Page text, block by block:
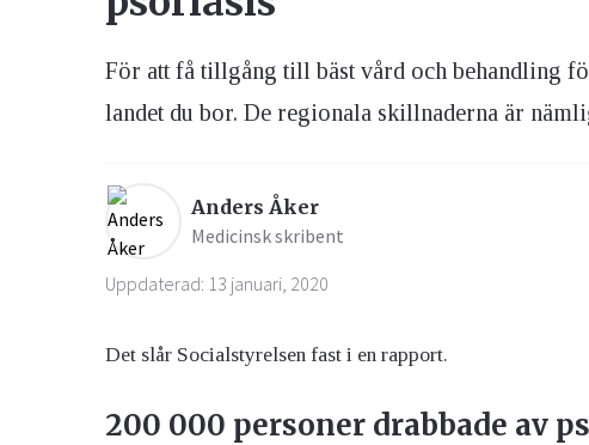
Ögon & Öron
Övervikt
För att få tillgång till bäst vård och behandling
landet du bor. De regionala skillnaderna är
Anders Åker
Medicinsk skribent
Uppdaterad: 13 januari, 2020
Det slår Socialstyrelsen fast i en rapport.
200 000 personer drabbade av